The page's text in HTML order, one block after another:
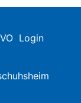
Login